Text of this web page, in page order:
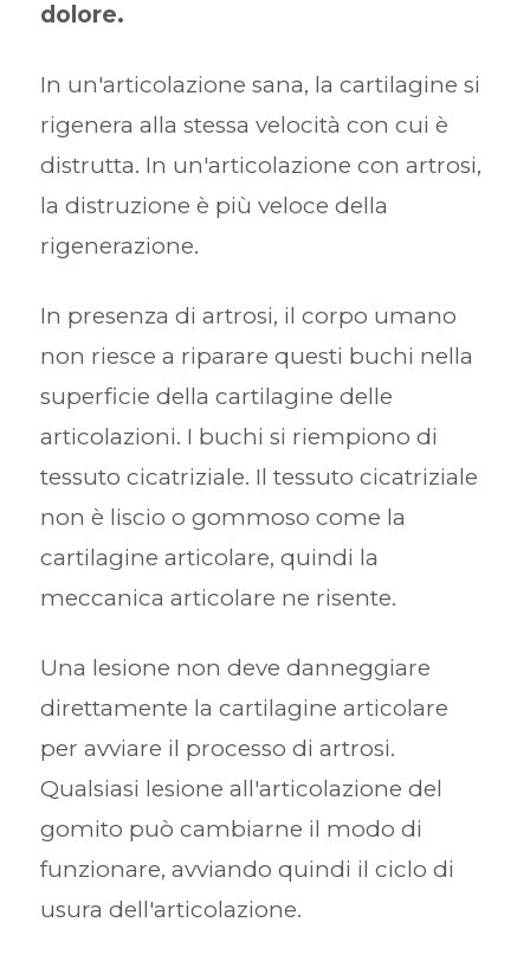
dolore.
In un'articolazione sana, la cartilagine si
rigenera alla stessa velocità con cui è
distrutta. In un'articolazione con artrosi,
la distruzione è più veloce della
rigenerazione.
In presenza di artrosi, il corpo umano
non riesce a riparare questi buchi nella
superficie della cartilagine delle
articolazioni. I buchi si riempiono di
tessuto cicatriziale. Il tessuto cicatriziale
non è liscio o gommoso come la
cartilagine articolare, quindi la
meccanica articolare ne risente.
Una lesione non deve danneggiare
direttamente la cartilagine articolare
per avviare il processo di artrosi.
Qualsiasi lesione all'articolazione del
gomito può cambiarne il modo di
funzionare, avviando quindi il ciclo di
usura dell'articolazione.